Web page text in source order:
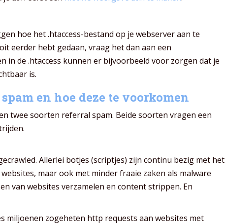
hoe het .htaccess-bestand op je webserver aan te
eerder hebt gedaan, vraag het dan aan een
in de .htaccess kunnen er bijvoorbeeld voor zorgen dat je
is.
en hoe deze te voorkomen
twee soorten referral spam. Beide soorten vragen een
Allerlei botjes (scriptjes) zijn continu bezig met het
maar ook met minder fraaie zaken als malware
van websites verzamelen en content strippen. En
miljoenen zogeheten http requests aan websites met